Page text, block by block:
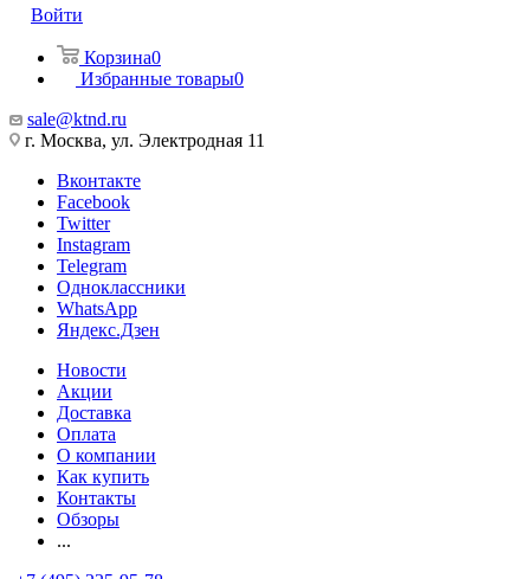
Войти
Корзина0
Избранные товары0
sale@ktnd.ru
г. Москва, ул. Электродная 11
Вконтакте
Facebook
Twitter
Instagram
Telegram
Одноклассники
WhatsApp
Яндекс.Дзен
Новости
Акции
Доставка
Оплата
О компании
Как купить
Контакты
Обзоры
...